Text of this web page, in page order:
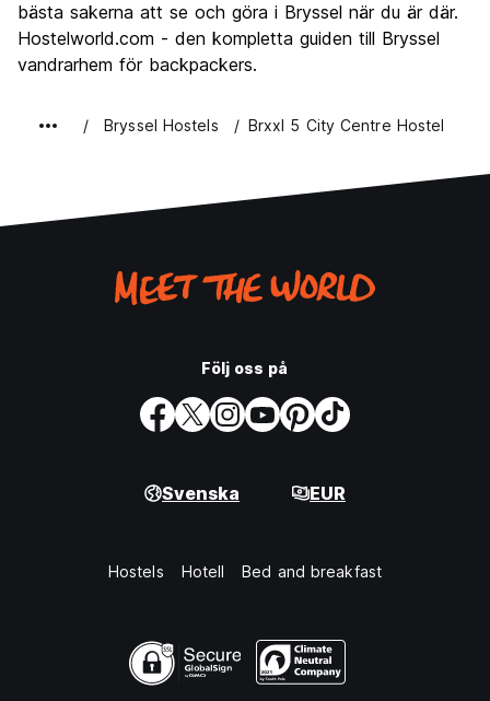
bästa sakerna att se och göra i Bryssel när du är där.
Hostelworld.com - den kompletta guiden till Bryssel
vandrarhem för backpackers.
Bryssel Hostels Brxxl 5 City Centre Hostel
Följ oss på
Svenska EUR
Hostels Hotell Bed and breakfast